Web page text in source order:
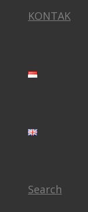
KONTAK
Search